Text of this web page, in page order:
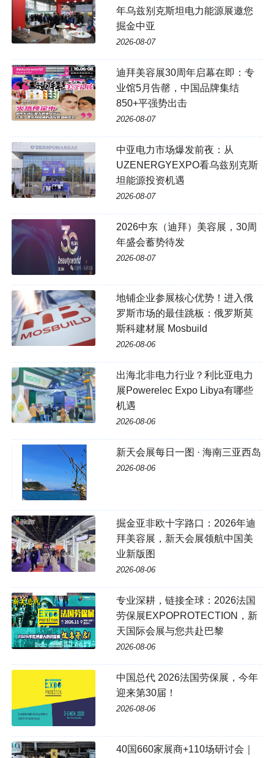
年乌兹别克斯坦电力能源展邀您
掘金中亚
2026-08-07
迪拜美容展30周年启幕在即：专
业馆5月告罄，中国品牌集结
850+平强势出击
2026-08-07
中亚电力市场爆发前夜：从
UZENERGYEXPO看乌兹别克斯
坦能源投资机遇
2026-08-07
2026中东（迪拜）美容展，30周
年盛会蓄势待发
2026-08-07
地铺企业参展核心优势！进入俄
罗斯市场的最佳跳板：俄罗斯莫
斯科建材展 Mosbuild
2026-08-06
出海北非电力行业？利比亚电力
展Powerelec Expo Libya有哪些
机遇
2026-08-06
新天会展每日一图 · 海南三亚西岛
2026-08-06
掘金亚非欧十字路口：2026年迪
拜美容展，新天会展领航中国美
业新版图
2026-08-06
专业深耕，链接全球：2026法国
劳保展EXPOPROTECTION，新
天国际会展与您共赴巴黎
2026-08-06
中国总代 2026法国劳保展，今年
迎来第30届！
2026-08-06
40国660家展商+110场研讨会｜